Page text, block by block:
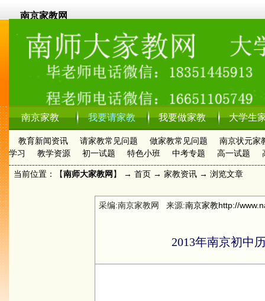
南京家教网
南京家教 我要请家教 我要做家教 大学生
教育新闻资讯 请家教常见问题 做家教常见问题
南京状元家
学习
教学资源 初一试题 特色小班 中考专题 高一试题
当前位置：【南师大家教网 】 → 首页 → 家教资讯 → 浏览文章
采编:南京家教网 来源:南京家教http://
2013年南京初中